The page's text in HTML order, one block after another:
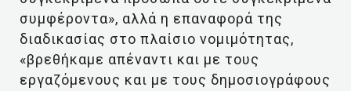
συμφέροντα», αλλά η επαναφορά της
διαδικασίας στο πλαίσιο νομιμότητας,
«βρεθήκαμε απέναντι και με τους
εργαζόμενους και με τους δημοσιογράφους